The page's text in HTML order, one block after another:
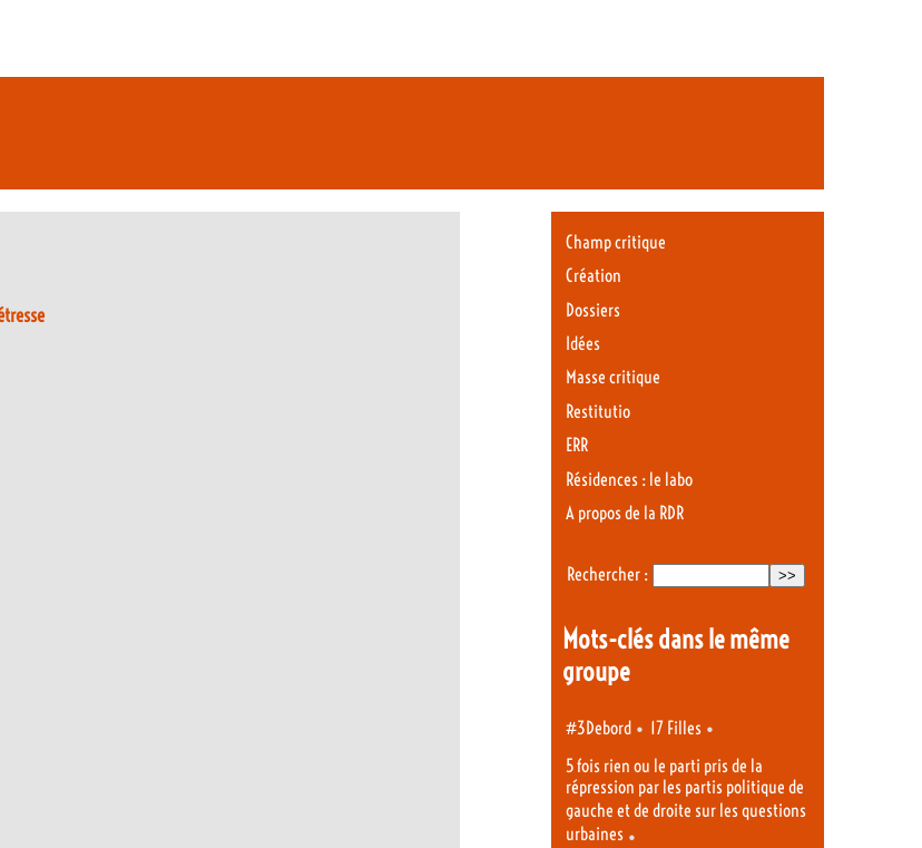
Champ critique
Création
Dossiers
Idées
Masse critique
Restitutio
ERR
Résidences : le labo
A propos de la RDR
Rechercher :
Mots-clés dans le même
groupe
#3Debord • 17 Filles •
5 fois rien ou le parti pris de la
répression par les partis politique de
gauche et de droite sur les questions
urbaines •